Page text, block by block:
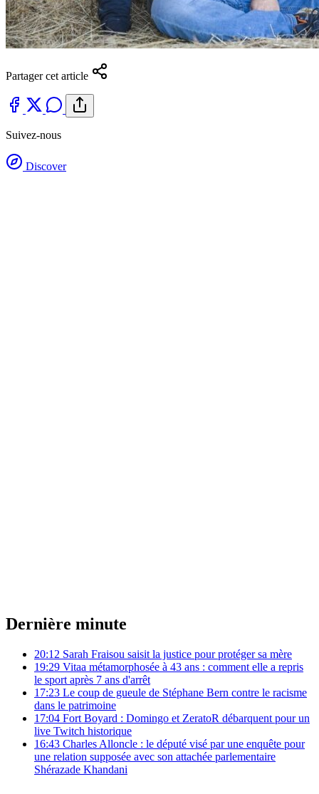
Partager cet article
Suivez-nous
Discover
Dernière minute
20:12 Sarah Fraisou saisit la justice pour protéger sa mère
19:29 Vitaa métamorphosée à 43 ans : comment elle a repris
le sport après 7 ans d'arrêt
17:23 Le coup de gueule de Stéphane Bern contre le racisme
dans le patrimoine
17:04 Fort Boyard : Domingo et ZeratoR débarquent pour un
live Twitch historique
16:43 Charles Alloncle : le député visé par une enquête pour
une relation supposée avec son attachée parlementaire
Shérazade Khandani